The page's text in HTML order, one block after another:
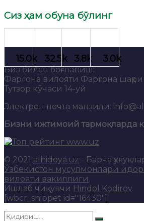
Сиз ҳам обуна бўлинг
Биз билан боғланиш:
Фарғона вилояти Фарғона
Тутзор кўчаси 14-уй
Электрон почта манзили:
Бизни ижтимоий тармоқларда
© 2021 alhidoya.uz - Барча
Ўзбекистон мусулмонлари
вилояти вакиллиги.
Ишлаб чиқувчи Hindol Kodirov.
[wbcr_snippet id="16430"]